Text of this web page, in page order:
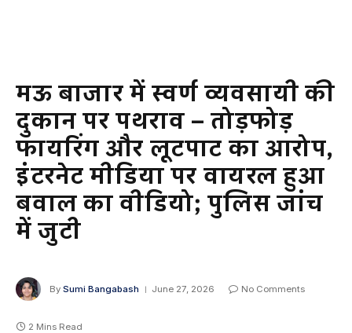
मऊ बाजार में स्वर्ण व्यवसायी की
दुकान पर पथराव – तोड़फोड़
फायरिंग और लूटपाट का आरोप,
इंटरनेट मीडिया पर वायरल हुआ
बवाल का वीडियो; पुलिस जांच
में जुटी
By Sumi Bangabash June 27, 2026 No Comments
2 Mins Read